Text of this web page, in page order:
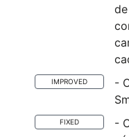
IMPROVED
-
FIXED
-